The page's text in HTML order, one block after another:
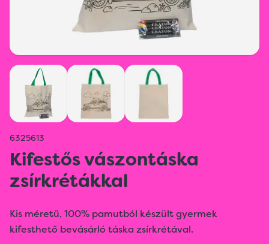
6325613
Kifestős vászontáska
zsírkrétákkal
Kis méretű, 100% pamutból készült gyermek
kifesthető bevásárló táska zsírkrétával.